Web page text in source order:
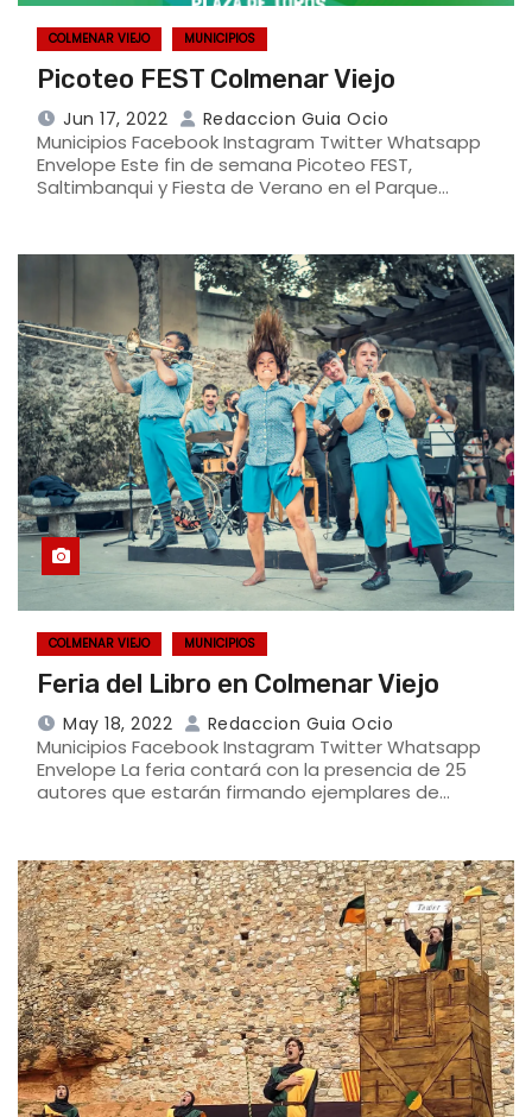
COLMENAR VIEJO MUNICIPIOS
Picoteo FEST Colmenar Viejo
Jun 17, 2022 Redaccion Guia Ocio
Municipios Facebook Instagram Twitter Whatsapp
Envelope Este fin de semana Picoteo FEST,
Saltimbanqui y Fiesta de Verano en el Parque…
COLMENAR VIEJO MUNICIPIOS
Feria del Libro en Colmenar Viejo
May 18, 2022 Redaccion Guia Ocio
Municipios Facebook Instagram Twitter Whatsapp
Envelope La feria contará con la presencia de 25
autores que estarán firmando ejemplares de…